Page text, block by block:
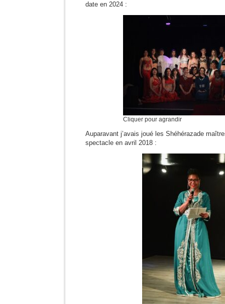
date en 2024 :
Cliquer pour agrandir
Auparavant j’avais joué les Shéhérazade
spectacle en avril 2018 :